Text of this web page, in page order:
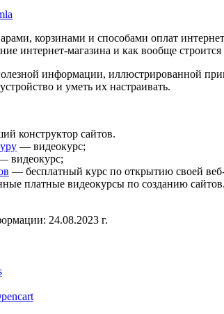
корзинами и способами оплат
интернет-магазина и как вообще строится
информации, иллюстрированной
и уметь их настраивать.
конструктор сайтов.
— видеокурс;
видеокурс;
— бесплатный курс по открытию своей
платные видеокурсы по созданию сайтов.
24.08.2023 г.